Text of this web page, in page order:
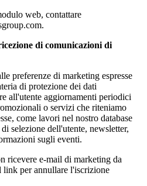
web, contattare
di comunicazioni di
preferenze di marketing espresse
di protezione dei dati
all'utente aggiornamenti periodici
o servizi che riteniamo
come lavori nel nostro database
selezione dell'utente, newsletter,
sugli eventi.
ricevere e-mail di marketing da
link per annullare l'iscrizione